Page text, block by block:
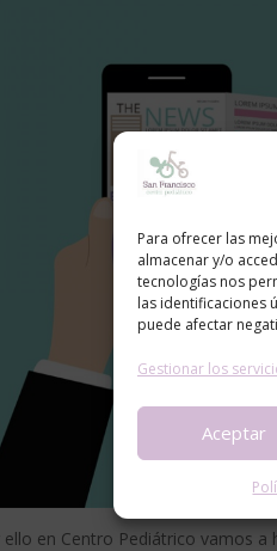
Para ofrecer las
almacenar y/o
tecnologías nos
las identificaciones
puede afectar
Gestionar los
Aceptar
en Centro Pediátrico vamos